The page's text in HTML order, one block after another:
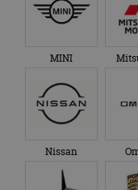
MINI
Nissan